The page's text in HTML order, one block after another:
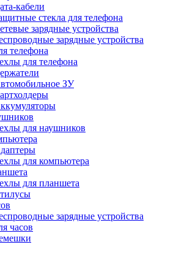
кабели
стекла для телефона
зарядные устройства
зарядные устройства
телефона
для телефона
ЗУ
для наушников
для компьютера
для планшета
зарядные устройства
часов